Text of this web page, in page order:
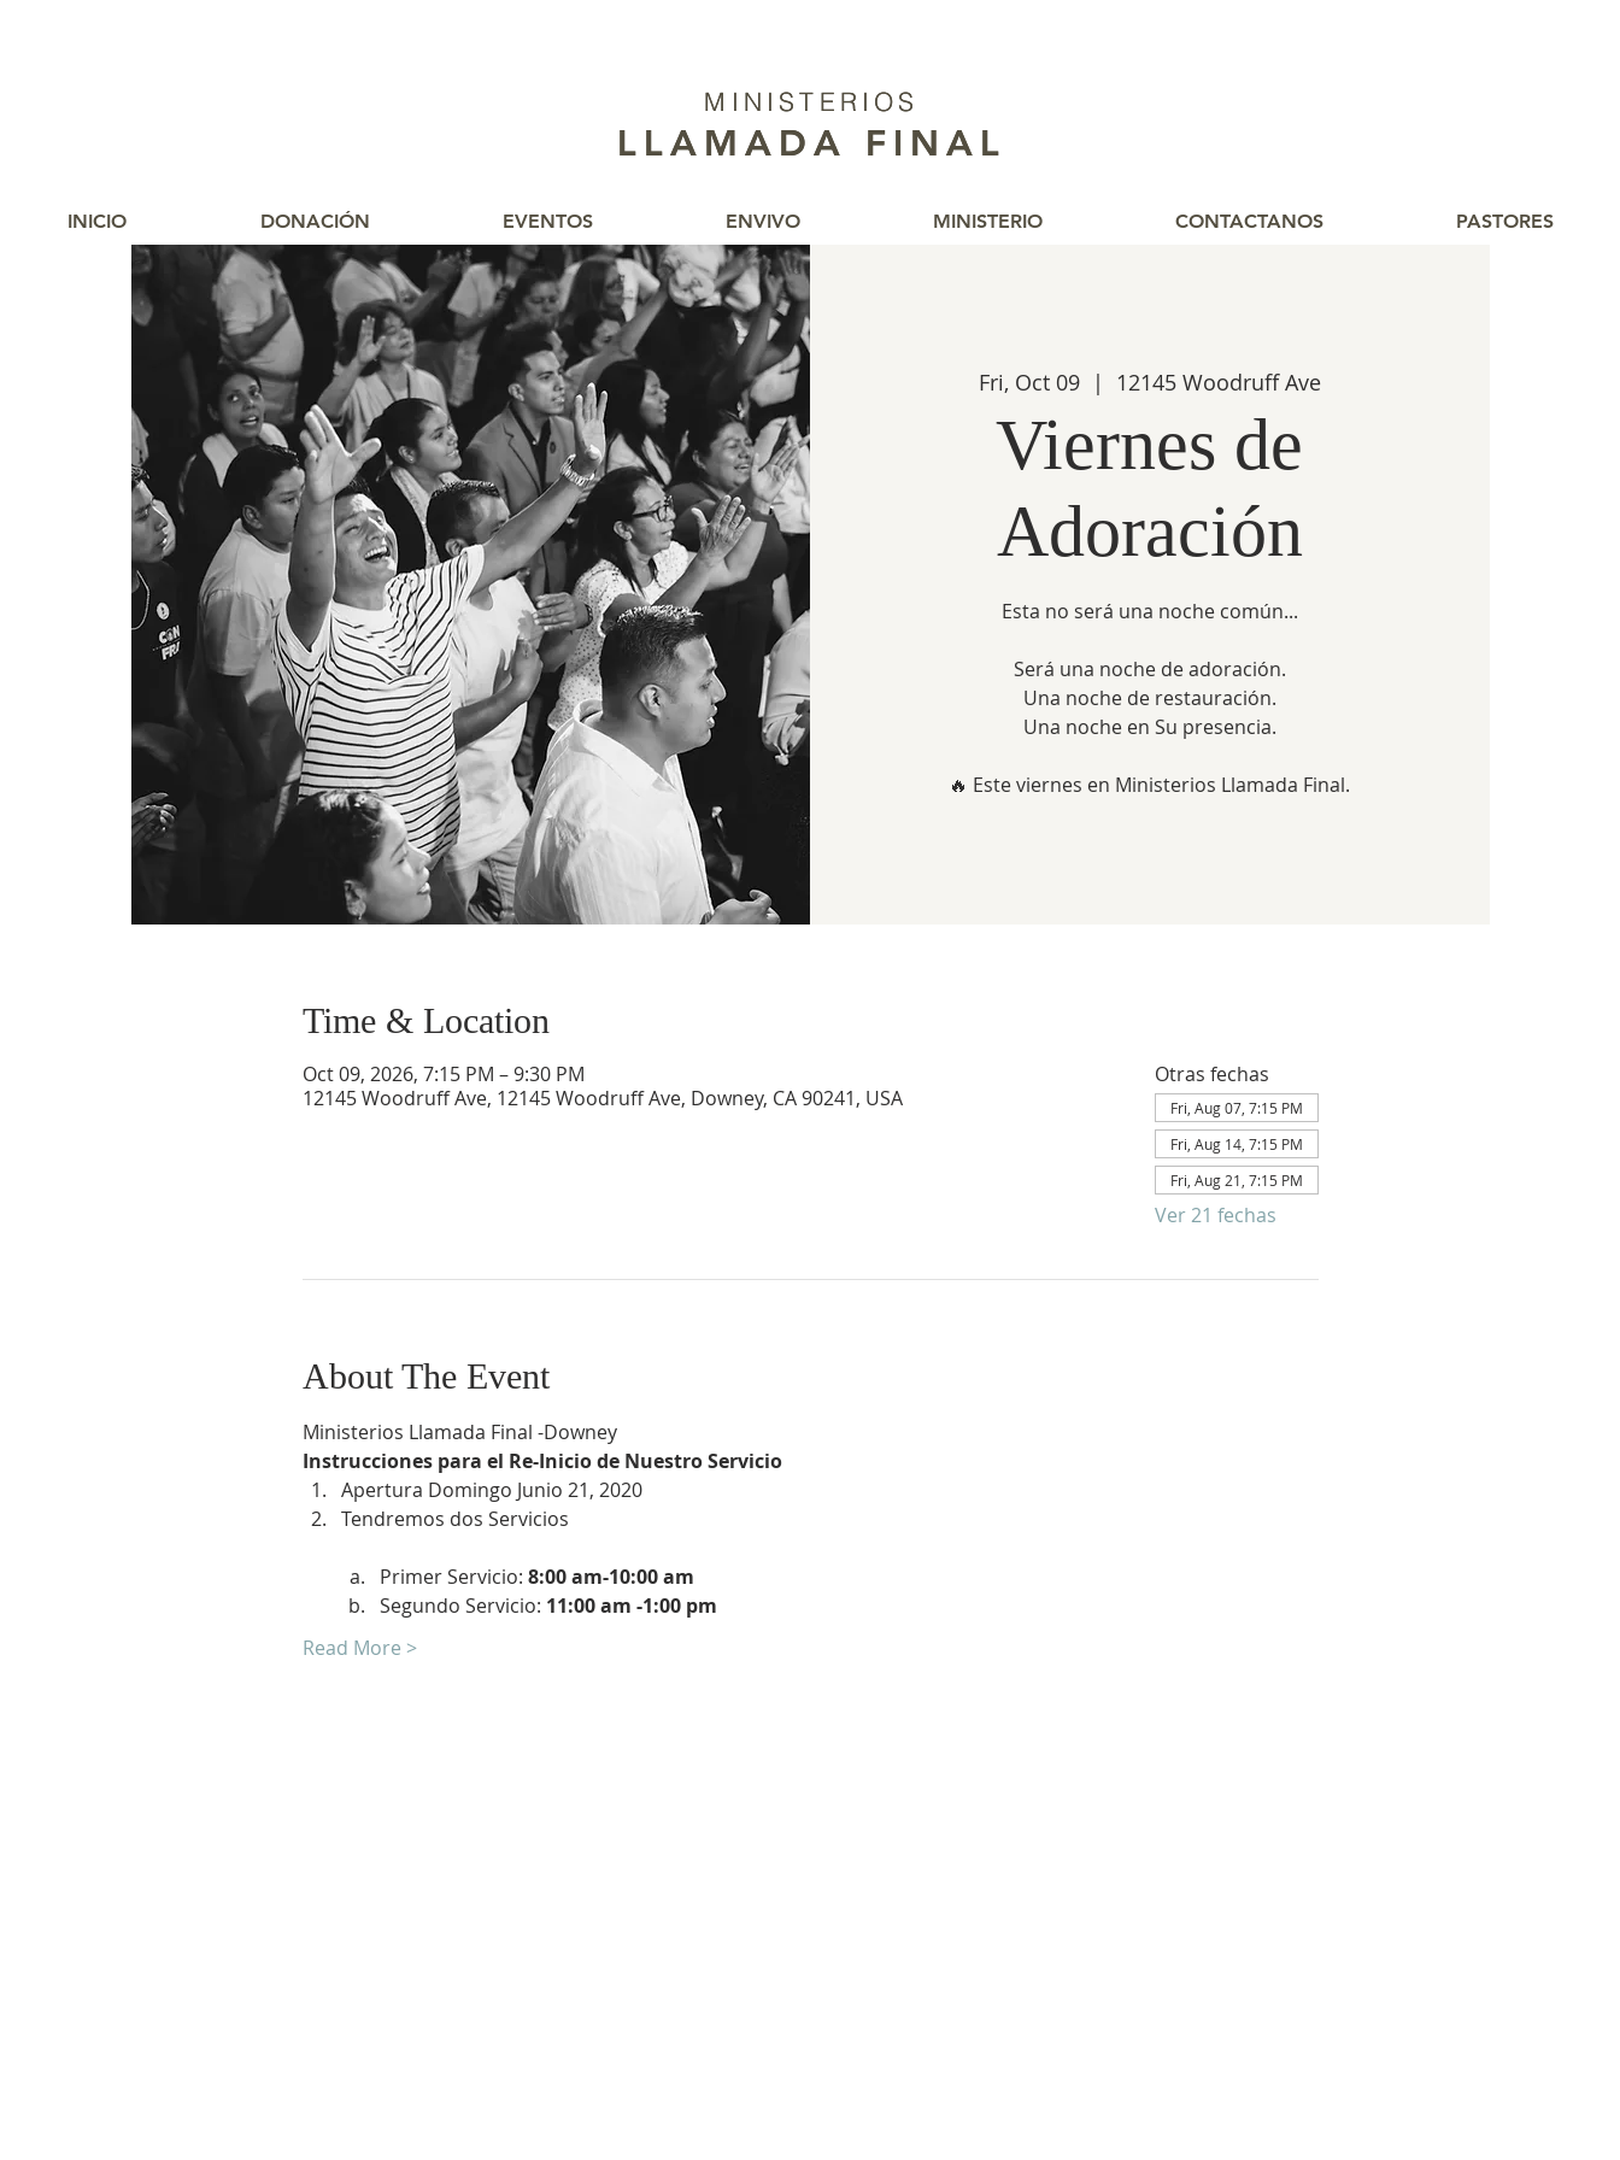
MINISTERIOS
LLAMADA FINAL
MINISTERIOS
LLAMADA FINAL
INICIO DONACIÓN EVENTOS ENVIVO MINISTERIO CONTACTANOS PASTORES
Fri, Oct 09
  |
12145 Woodruff Ave
Viernes de
Adoración
Esta no será una noche común...
Será una noche de adoración.
Una noche de restauración.
Una noche en Su presencia.
🔥 Este viernes en Ministerios Llamada Final.
Time & Location
Oct 09, 2026, 7:15 PM – 9:30 PM
12145 Woodruff Ave, 12145 Woodruff Ave, Downey, CA 90241, USA
Otras fechas
Fri, Aug 07, 7:15 PM
Fri, Aug 14, 7:15 PM
Fri, Aug 21, 7:15 PM
Ver 21 fechas
About The Event
Ministerios Llamada Final -Downey
Instrucciones para el Re-Inicio de Nuestro Servicio
Apertura Domingo Junio 21, 2020
Tendremos dos Servicios
Primer Servicio: 8:00 am-10:00 am
Segundo Servicio: 11:00 am -1:00 pm
Read More >